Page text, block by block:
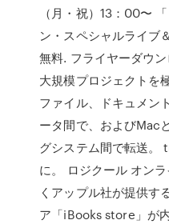
（月・祝）13：00〜
ン・スペシャルライブ
無料. フライヤーダウ
大規模プロジェクトを
ファイル、ドキュメン
ータ間で、およびMac
グシステム間で転送
に。 ロジクール オン
くアップル社が提供す
ア「iBooks store」が